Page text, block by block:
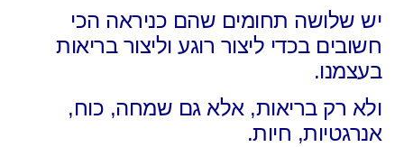
יש שלושה תחומים שהם כניראה הכי
חשוביםבכדי ליצור רוגע וליצור בריאות
בעצמנו.
ולא רק בריאות, אלא גם שמחה, כוח,
אנרגטיות, חיות.